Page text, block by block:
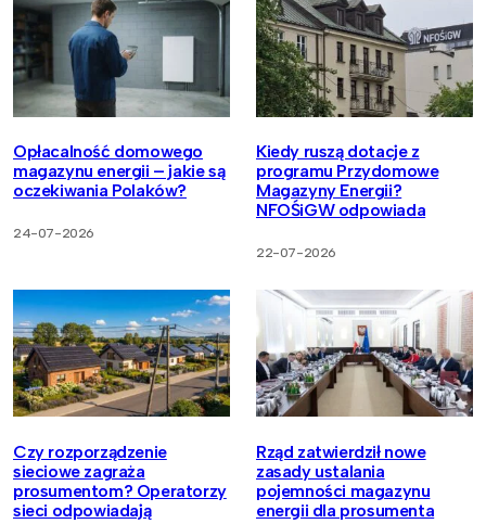
Opłacalność domowego
magazynu energii – jakie są
oczekiwania Polaków?
24-07-2026
Kiedy ruszą dotacje z
programu Przydomowe
Magazyny Energii?
NFOŚiGW odpowiada
22-07-2026
Czy rozporządzenie
sieciowe zagraża
prosumentom? Operatorzy
sieci odpowiadają
Rząd zatwierdził nowe
zasady ustalania
pojemności magazynu
energii dla prosumenta